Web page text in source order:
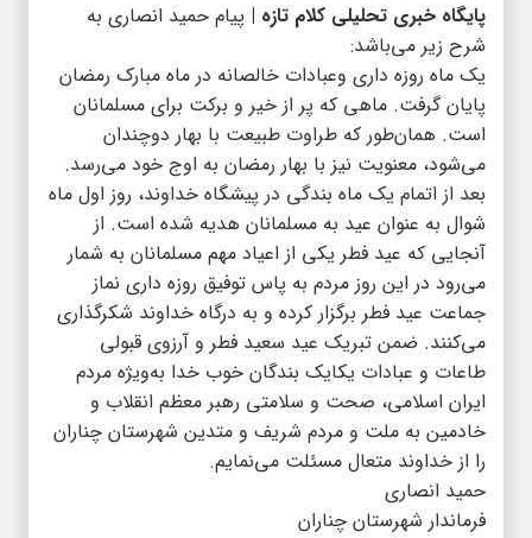
پایگاه خبری تحلیلی کلام تازه | پیام حمید انصاری به
شرح زیر می‌باشد:
یک ماه روزه داری وعبادات خالصانه در ماه مبارک رمضان
پایان گرفت. ماهی که پر از خیر و برکت برای مسلمانان
است. همان‌طور که طراوت طبیعت با بهار دوچندان
می‌شود، معنویت نیز با بهار رمضان به اوج خود می‌رسد.
بعد از اتمام یک ماه بندگی در پیشگاه خداوند، روز اول ماه
شوال به عنوان عید به مسلمانان هدیه شده است. از
آنجایی که عید فطر یکی از اعیاد مهم مسلمانان به شمار
می‌رود در این روز مردم به پاس توفیق روزه داری نماز
جماعت عید فطر برگزار کرده و به درگاه خداوند شکر‌گذاری
می‌کنند. ضمن تبریک عید سعید فطر و آرزوی قبولی
طاعات و عبادات یکایک بندگان خوب خدا به‌ویژه مردم
ایران اسلامی، صحت و سلامتی رهبر معظم انقلاب و
خادمین به ملت و مردم شریف و متدین شهرستان چناران
را از خداوند متعال مسئلت می‌نمایم.
حمید انصاری
فرماندار شهرستان چناران